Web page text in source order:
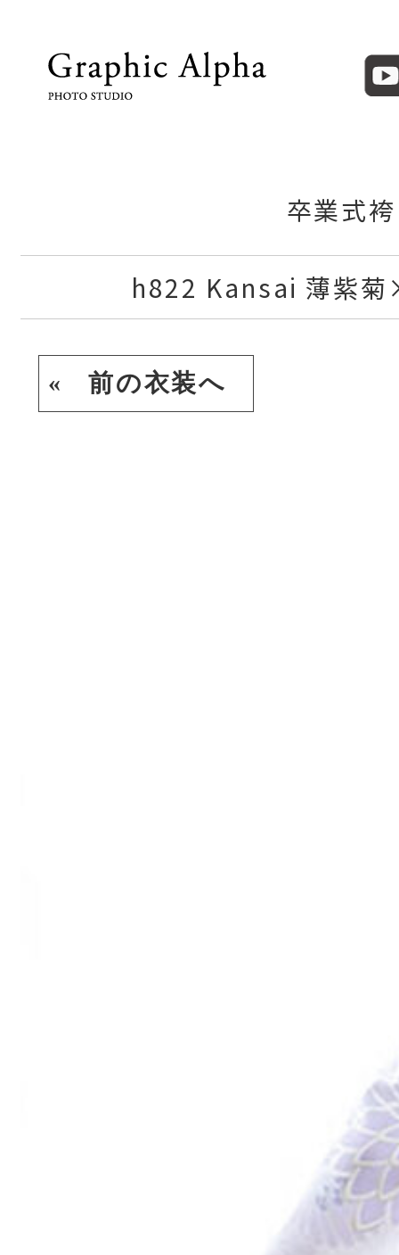
卒業式袴
h822 Kansai 薄紫
« 前の衣装へ